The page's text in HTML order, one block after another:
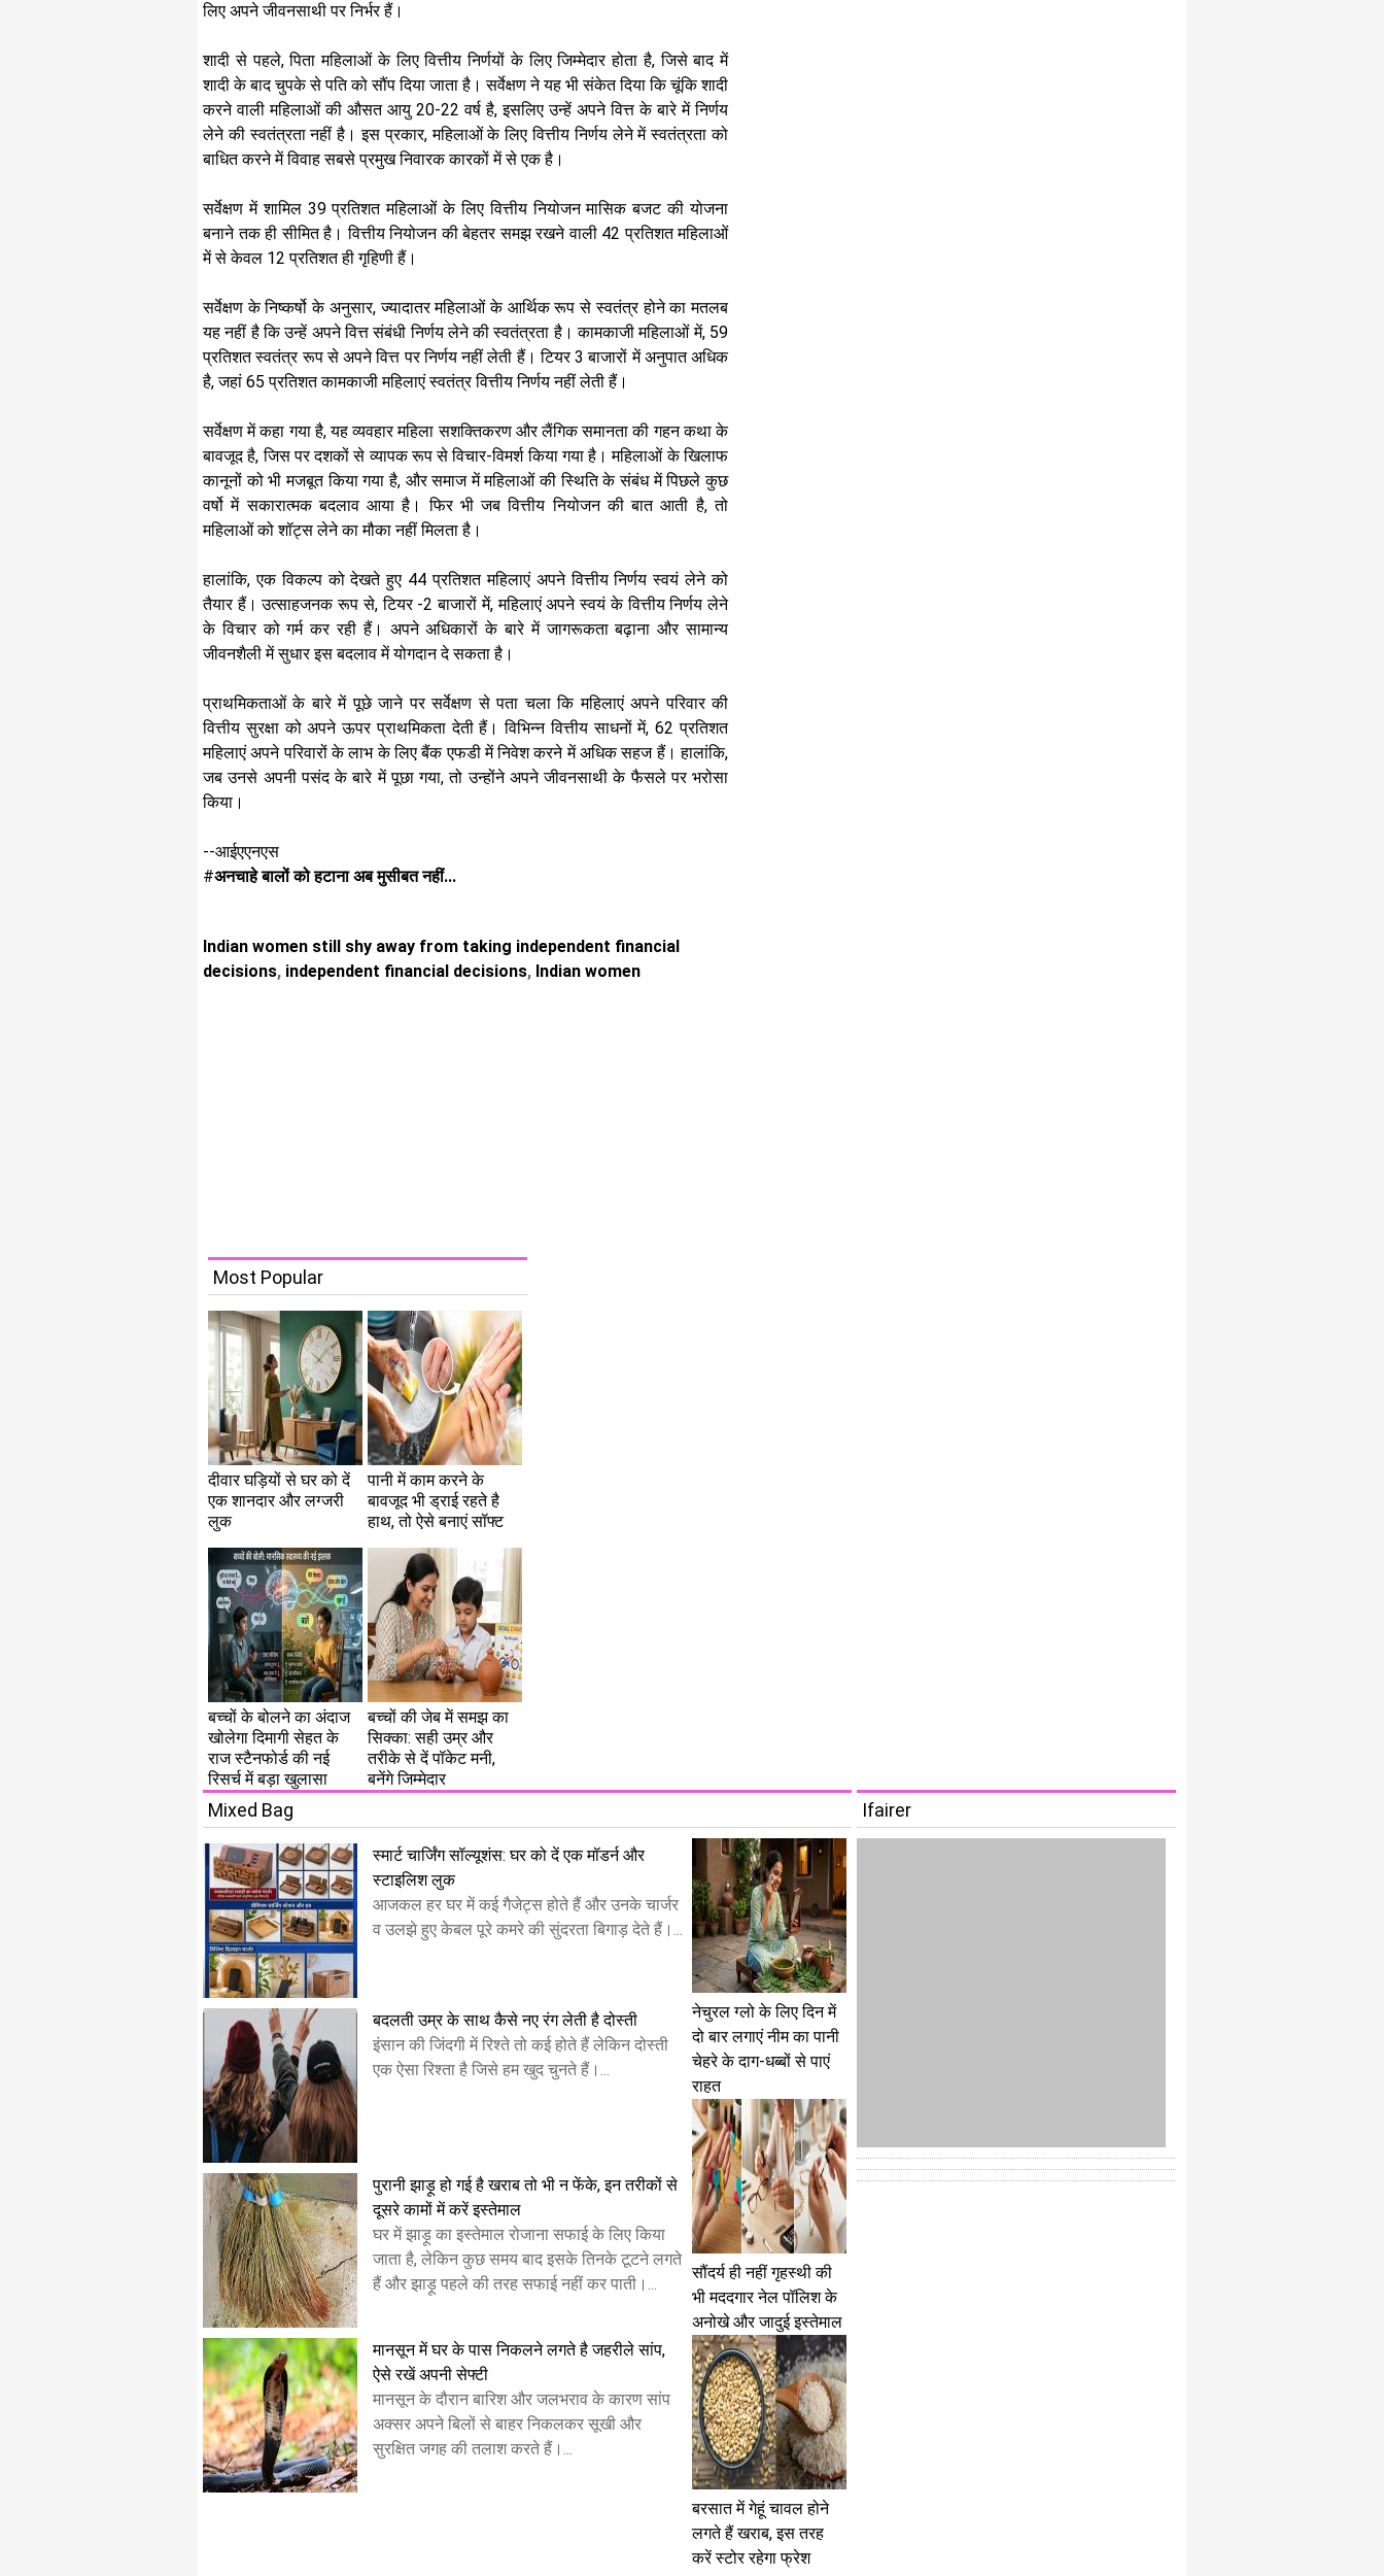
लिए अपने जीवनसाथी पर निर्भर हैं।
शादी से पहले, पिता महिलाओं के लिए वित्तीय निर्णयों के लिए जिम्मेदार होता है, जिसे बाद में
शादी के बाद चुपके से पति को सौंप दिया जाता है। सर्वेक्षण ने यह भी संकेत दिया कि चूंकि शादी
करने वाली महिलाओं की औसत आयु 20-22 वर्ष है, इसलिए उन्हें अपने वित्त के बारे में निर्णय
लेने की स्वतंत्रता नहीं है। इस प्रकार, महिलाओं के लिए वित्तीय निर्णय लेने में स्वतंत्रता को
बाधित करने में विवाह सबसे प्रमुख निवारक कारकों में से एक है।
सर्वेक्षण में शामिल 39 प्रतिशत महिलाओं के लिए वित्तीय नियोजन मासिक बजट की योजना
बनाने तक ही सीमित है। वित्तीय नियोजन की बेहतर समझ रखने वाली 42 प्रतिशत महिलाओं
में से केवल 12 प्रतिशत ही गृहिणी हैं।
सर्वेक्षण के निष्कर्षो के अनुसार, ज्यादातर महिलाओं के आर्थिक रूप से स्वतंत्र होने का मतलब
यह नहीं है कि उन्हें अपने वित्त संबंधी निर्णय लेने की स्वतंत्रता है। कामकाजी महिलाओं में, 59
प्रतिशत स्वतंत्र रूप से अपने वित्त पर निर्णय नहीं लेती हैं। टियर 3 बाजारों में अनुपात अधिक
है, जहां 65 प्रतिशत कामकाजी महिलाएं स्वतंत्र वित्तीय निर्णय नहीं लेती हैं।
सर्वेक्षण में कहा गया है, यह व्यवहार महिला सशक्तिकरण और लैंगिक समानता की गहन कथा के
बावजूद है, जिस पर दशकों से व्यापक रूप से विचार-विमर्श किया गया है। महिलाओं के खिलाफ
कानूनों को भी मजबूत किया गया है, और समाज में महिलाओं की स्थिति के संबंध में पिछले कुछ
वर्षो में सकारात्मक बदलाव आया है। फिर भी जब वित्तीय नियोजन की बात आती है, तो
महिलाओं को शॉट्स लेने का मौका नहीं मिलता है।
हालांकि, एक विकल्प को देखते हुए 44 प्रतिशत महिलाएं अपने वित्तीय निर्णय स्वयं लेने को
तैयार हैं। उत्साहजनक रूप से, टियर -2 बाजारों में, महिलाएं अपने स्वयं के वित्तीय निर्णय लेने
के विचार को गर्म कर रही हैं। अपने अधिकारों के बारे में जागरूकता बढ़ाना और सामान्य
जीवनशैली में सुधार इस बदलाव में योगदान दे सकता है।
प्राथमिकताओं के बारे में पूछे जाने पर सर्वेक्षण से पता चला कि महिलाएं अपने परिवार की
वित्तीय सुरक्षा को अपने ऊपर प्राथमिकता देती हैं। विभिन्न वित्तीय साधनों में, 62 प्रतिशत
महिलाएं अपने परिवारों के लाभ के लिए बैंक एफडी में निवेश करने में अधिक सहज हैं। हालांकि,
जब उनसे अपनी पसंद के बारे में पूछा गया, तो उन्होंने अपने जीवनसाथी के फैसले पर भरोसा
किया।
--आईएएनएस
#अनचाहे बालों को हटाना अब मुसीबत नहीं...
Indian women still shy away from taking independent financial
decisions, independent financial decisions, Indian women
Most Popular
दीवार घड़ियों से घर को दें
एक शानदार और लग्जरी
लुक
पानी में काम करने के
बावजूद भी ड्राई रहते है
हाथ, तो ऐसे बनाएं सॉफ्ट
बच्चों के बोलने का अंदाज
खोलेगा दिमागी सेहत के
राज स्टैनफोर्ड की नई
रिसर्च में बड़ा खुलासा
बच्चों की जेब में समझ का
सिक्का: सही उम्र और
तरीके से दें पॉकेट मनी,
बनेंगे जिम्मेदार
Mixed Bag
स्मार्ट चार्जिंग सॉल्यूशंस: घर को दें एक मॉडर्न और
स्टाइलिश लुक
​आजकल हर घर में कई गैजेट्स होते हैं और उनके चार्जर
व उलझे हुए केबल पूरे कमरे की सुंदरता बिगाड़ देते हैं।...
बदलती उम्र के साथ कैसे नए रंग लेती है दोस्ती
​इंसान की जिंदगी में रिश्ते तो कई होते हैं लेकिन दोस्ती
एक ऐसा रिश्ता है जिसे हम खुद चुनते हैं।...
पुरानी झाड़ू हो गई है खराब तो भी न फेंके, इन तरीकों से
दूसरे कामों में करें इस्तेमाल
घर में झाड़ू का इस्तेमाल रोजाना सफाई के लिए किया
जाता है, लेकिन कुछ समय बाद इसके तिनके टूटने लगते
हैं और झाड़ू पहले की तरह सफाई नहीं कर पाती।...
मानसून में घर के पास निकलने लगते है जहरीले सांप,
ऐसे रखें अपनी सेफ्टी
मानसून के दौरान बारिश और जलभराव के कारण सांप
अक्सर अपने बिलों से बाहर निकलकर सूखी और
सुरक्षित जगह की तलाश करते हैं।...
नेचुरल ग्लो के लिए दिन में
दो बार लगाएं नीम का पानी
चेहरे के दाग-धब्बों से पाएं
राहत
सौंदर्य ही नहीं गृहस्थी की
भी मददगार नेल पॉलिश के
अनोखे और जादुई इस्तेमाल
बरसात में गेहूं चावल होने
लगते हैं खराब, इस तरह
करें स्टोर रहेगा फ्रेश
Ifairer